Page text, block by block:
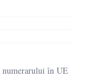
în UE